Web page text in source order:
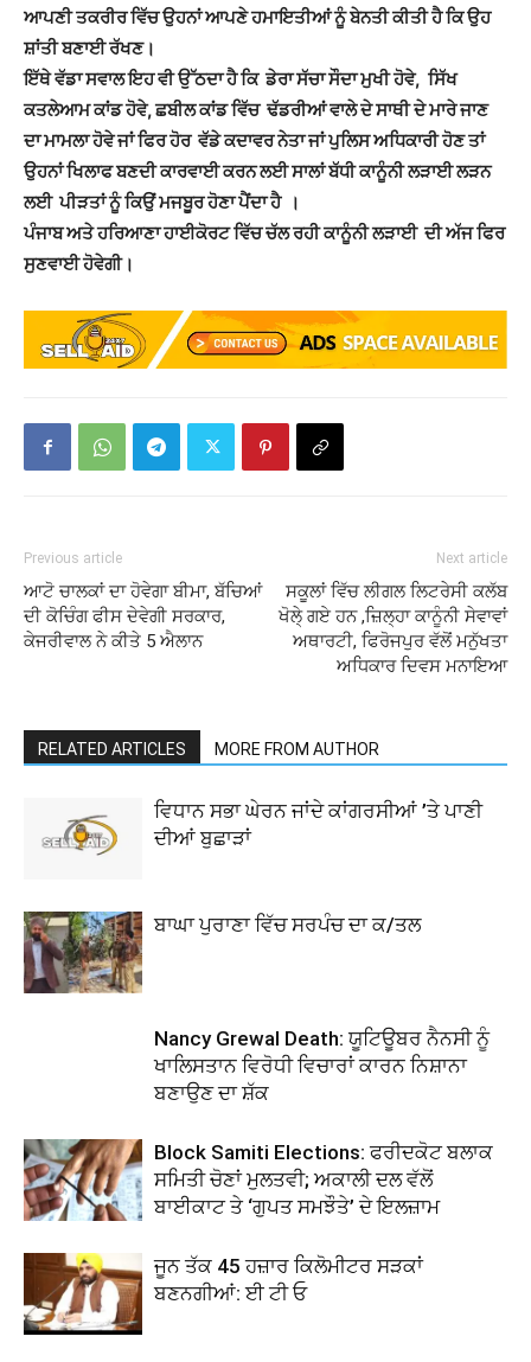
ਆਪਣੀ ਤਕਰੀਰ ਵਿੱਚ ਉਹਨਾਂ ਆਪਣੇ ਹਮਾਇਤੀਆਂ ਨੂੰ ਬੇਨਤੀ ਕੀਤੀ ਹੈ ਕਿ ਉਹ
ਸ਼ਾਂਤੀ ਬਣਾਈ ਰੱਖਣ।
ਇੱਥੇ ਵੱਡਾ ਸਵਾਲ ਇਹ ਵੀ ਉੱਠਦਾ ਹੈ ਕਿ ਡੇਰਾ ਸੱਚਾ ਸੌਦਾ ਮੁਖੀ ਹੋਵੇ, ਸਿੱਖ
ਕਤਲੇਆਮ ਕਾਂਡ ਹੋਵੇ, ਛਬੀਲ ਕਾਂਡ ਵਿੱਚ ਢੱਡਰੀਆਂ ਵਾਲੇ ਦੇ ਸਾਥੀ ਦੇ ਮਾਰੇ ਜਾਣ
ਦਾ ਮਾਮਲਾ ਹੋਵੇ ਜਾਂ ਫਿਰ ਹੋਰ ਵੱਡੇ ਕਦਾਵਰ ਨੇਤਾ ਜਾਂ ਪੁਲਿਸ ਅਧਿਕਾਰੀ ਹੋਣ ਤਾਂ
ਉਹਨਾਂ ਖਿਲਾਫ ਬਣਦੀ ਕਾਰਵਾਈ ਕਰਨ ਲਈ ਸਾਲਾਂ ਬੱਧੀ ਕਾਨੂੰਨੀ ਲੜਾਈ ਲੜਨ
ਲਈ ਪੀੜਤਾਂ ਨੂੰ ਕਿਉਂ ਮਜਬੂਰ ਹੋਣਾ ਪੈਂਦਾ ਹੈ ।
ਪੰਜਾਬ ਅਤੇ ਹਰਿਆਣਾ ਹਾਈਕੋਰਟ ਵਿੱਚ ਚੱਲ ਰਹੀ ਕਾਨੂੰਨੀ ਲੜਾਈ ਦੀ ਅੱਜ ਫਿਰ
ਸੁਣਵਾਈ ਹੋਵੇਗੀ।
Previous article
ਆਟੋ ਚਾਲਕਾਂ ਦਾ ਹੋਵੇਗਾ ਬੀਮਾ, ਬੱਚਿਆਂ
ਦੀ ਕੋਚਿੰਗ ਫੀਸ ਦੇਵੇਗੀ ਸਰਕਾਰ,
ਕੇਜਰੀਵਾਲ ਨੇ ਕੀਤੇ 5 ਐਲਾਨ
Next article
ਸਕੂਲਾਂ ਵਿੱਚ ਲੀਗਲ ਲਿਟਰੇਸੀ ਕਲੱਬ
ਖੋਲੇ੍ ਗਏ ਹਨ ,ਜ਼ਿਲ੍ਹਾ ਕਾਨੂੰਨੀ ਸੇਵਾਵਾਂ
ਅਥਾਰਟੀ, ਫਿਰੋਜਪੁਰ ਵੱਲੋਂ ਮਨੁੱਖਤਾ
ਅਧਿਕਾਰ ਦਿਵਸ ਮਨਾਇਆ
RELATED ARTICLES MORE FROM AUTHOR
ਵਿਧਾਨ ਸਭਾ ਘੇਰਨ ਜਾਂਦੇ ਕਾਂਗਰਸੀਆਂ ’ਤੇ ਪਾਣੀ
ਦੀਆਂ ਬੁਛਾੜਾਂ
ਬਾਘਾ ਪੁਰਾਣਾ ਵਿੱਚ ਸਰਪੰਚ ਦਾ ਕ/ਤਲ
Nancy Grewal Death: ਯੂਟਿਊਬਰ ਨੈਨਸੀ ਨੂੰ
ਖਾਲਿਸਤਾਨ ਵਿਰੋਧੀ ਵਿਚਾਰਾਂ ਕਾਰਨ ਨਿਸ਼ਾਨਾ
ਬਣਾਉਣ ਦਾ ਸ਼ੱਕ
Block Samiti Elections: ਫਰੀਦਕੋਟ ਬਲਾਕ
ਸਮਿਤੀ ਚੋਣਾਂ ਮੁਲਤਵੀ; ਅਕਾਲੀ ਦਲ ਵੱਲੋਂ
ਬਾਈਕਾਟ ਤੇ ‘ਗੁਪਤ ਸਮਝੌਤੇ’ ਦੇ ਇਲਜ਼ਾਮ
ਜੂਨ ਤੱਕ 45 ਹਜ਼ਾਰ ਕਿਲੋਮੀਟਰ ਸੜਕਾਂ
ਬਣਨਗੀਆਂ: ਈ ਟੀ ਓ